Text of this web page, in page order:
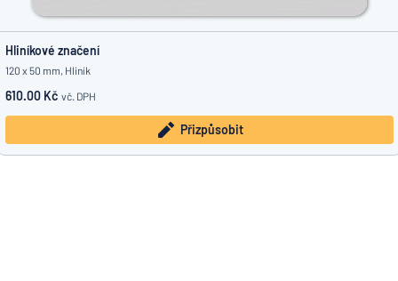
Hliníkové značení
120 x 50 mm, Hliník
610.00 Kč vč. DPH
Přizpůsobit